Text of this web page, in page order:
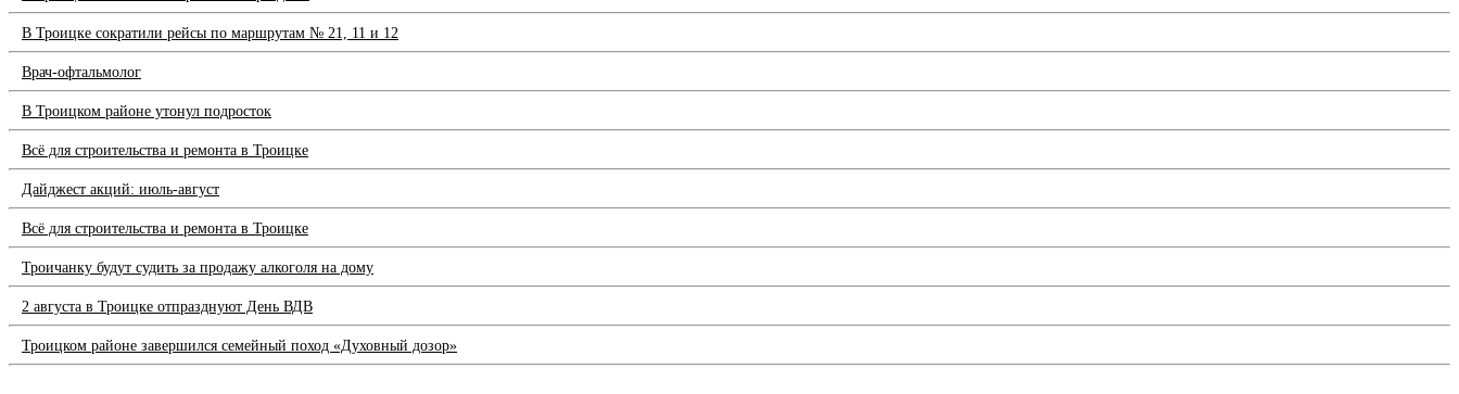
В Троицке сократили рейсы по маршрутам № 21, 11 и 12
Врач-офтальмолог
В Троицком районе утонул подросток
Всё для строительства и ремонта в Троицке
Дайджест акций: июль-август
Всё для строительства и ремонта в Троицке
Троичанку будут судить за продажу алкоголя на дому
2 августа в Троицке отпразднуют День ВДВ
Троицком районе завершился семейный поход «Духовный дозор»